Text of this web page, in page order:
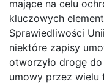
mające na celu
kluczowych
Sprawiedliwości
niektóre zapisy
otworzyło drogę
umowy przez wielu